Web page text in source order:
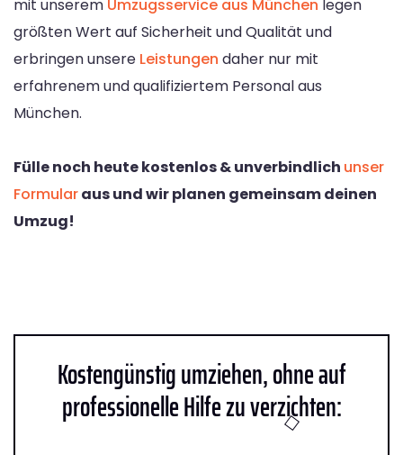
mit unserem Umzugsservice aus München legen
größten Wert auf Sicherheit und Qualität und
erbringen unsere Leistungen daher nur mit
erfahrenem und qualifiziertem Personal aus
München.
Fülle noch heute kostenlos & unverbindlich unser
Formularaus und wir planen gemeinsam deinen
Umzug!
Kostengünstig umziehen, ohne auf
professionelle Hilfe zu verzichten: